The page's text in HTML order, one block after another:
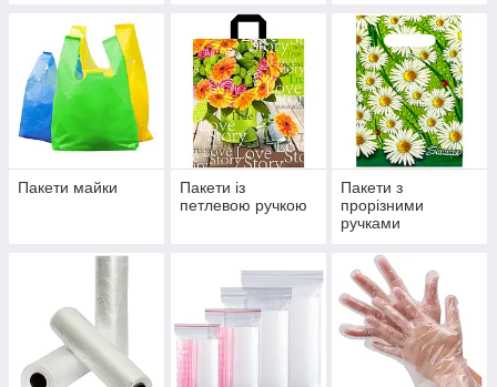
Пакети майки
Пакети із
петлевою ручкою
Пакети з
прорізними
ручками